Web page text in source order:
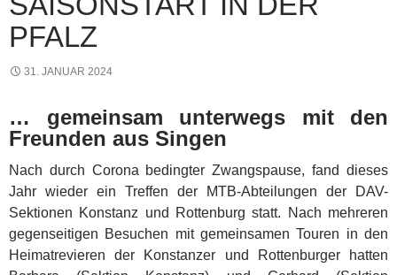
PFALZ
31. JANUAR 2024
… gemeinsam unterwegs mit den
Freunden aus Singen
Nach durch Corona bedingter Zwangspause, fand dieses
Jahr wieder ein Treffen der MTB-Abteilungen der DAV-
Sektionen Konstanz und Rottenburg statt. Nach mehreren
gegenseitigen Besuchen mit gemeinsamen Touren in den
Heimatrevieren der Konstanzer und Rottenburger hatten